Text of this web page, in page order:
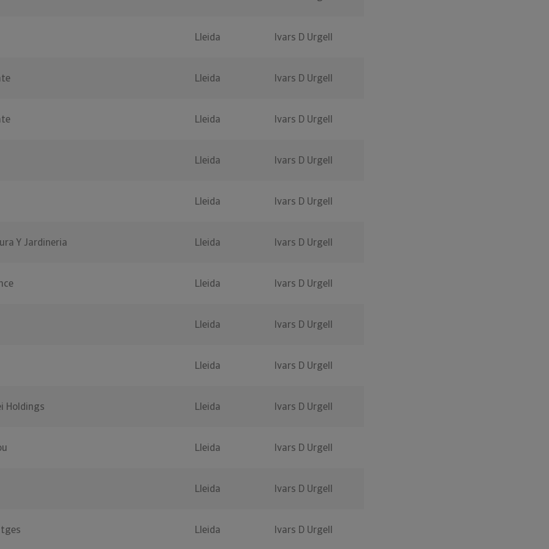
Lleida Ivars D Urgell
Lleida Ivars D Urgell
Lleida Ivars D Urgell
Lleida Ivars D Urgell
Lleida Ivars D Urgell
Y Jardineria Lleida Ivars D Urgell
Lleida Ivars D Urgell
Lleida Ivars D Urgell
Lleida Ivars D Urgell
Holdings Lleida Ivars D Urgell
Lleida Ivars D Urgell
Lleida Ivars D Urgell
Lleida Ivars D Urgell